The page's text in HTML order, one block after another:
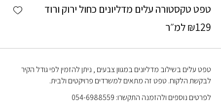
טפט טקסטורה עלים מדליונים כחול ירוק ורוד
₪129 למ״ר
טפט עלים בשילוב מדליונים במגוון צבעים , ניתן להזמין לפי גודל הקיר
לבקשת הלקוח. טפט זה מתאים למשרדים פרויקטים ולבית.
לפרטים נוספים ולהזמנה התקשרו: 054-6988559